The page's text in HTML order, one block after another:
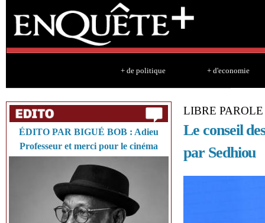
+ de politique + d'economie
ÉDITO PAR BIGUÉ BOB : Adieu
Professeur et merci pour le cinéma
LIBRE PAROLE
Le conseil
par Sedhiou